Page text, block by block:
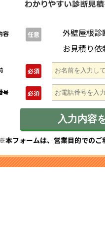
容 任意 外壁屋根診
お見積り依
必須
号 必須
※本フォームは、営業目的でのご